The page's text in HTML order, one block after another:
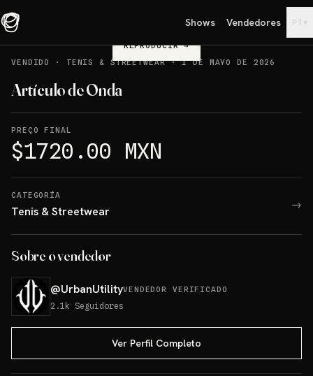
Shows Vendedores PT▾
REPRODUCIR→
VENDIDO
· TENIS & STREETWEAR·1 DE MAYO DE 2026
Artículo de Onda
PREÇO FINAL
$1720.00 MXN
CATEGORÍA
Tenis & Streetwear →
Sobre o vendedor
@UrbanUtilityVENDEDOR VERIFICADO
2.1k Seguidores
Ver Perfil Completo